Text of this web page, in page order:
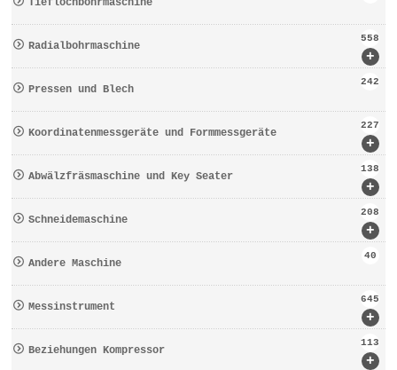
Tieflochbohrmaschine
+
Radialbohrmaschine
558
Pressen und Blech
242
+
Koordinatenmessgeräte und Formmessgeräte
227
+
Abwälzfräsmaschine und Key Seater
138
+
Schneidemaschine
208
Andere Maschine
40
+
Messinstrument
645
+
Beziehungen Kompressor
113